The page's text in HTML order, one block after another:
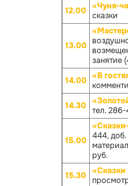
12.00
«Чуня-
сказки
13.00
занятие
14.00 «В
14.30
тел.
15.00 444,
руб.
15.30
«Сказки